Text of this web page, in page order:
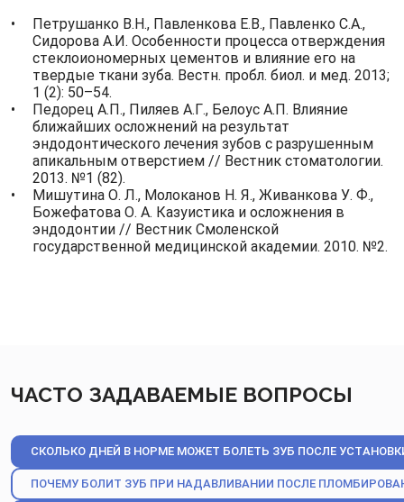
Петрушанко В.Н., Павленкова Е.В., Павленко С.А.,
Сидорова А.И. Особенности процесса отверждения
стеклоиономерных цементов и влияние его на
твердые ткани зуба. Вестн. пробл. биол. и мед. 2013;
1 (2): 50–54.
Педорец А.П., Пиляев А.Г., Белоус А.П. Влияние
ближайших осложнений на результат
эндодонтического лечения зубов с разрушенным
апикальным отверстием // Вестник стоматологии.
2013. №1 (82).
Мишутина О. Л., Молоканов Н. Я., Живанкова У. Ф.,
Божефатова О. А. Казуистика и осложнения в
эндодонтии // Вестник Смоленской
государственной медицинской академии. 2010. №2.
ЧАСТО ЗАДАВАЕМЫЕ ВОПРОСЫ
СКОЛЬКО ДНЕЙ В НОРМЕ МОЖЕТ БОЛЕТЬ ЗУБ ПОСЛЕ
ПОЧЕМУ БОЛИТ ЗУБ ПРИ НАДАВЛИВАНИИ ПОСЛЕ